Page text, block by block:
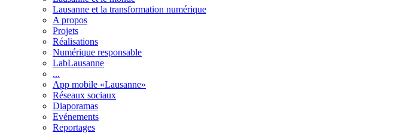
Lausanne et la transformation numérique
A propos
Projets
Réalisations
Numérique responsable
LabLausanne
...
App mobile «Lausanne»
Réseaux sociaux
Diaporamas
Evénements
Reportages